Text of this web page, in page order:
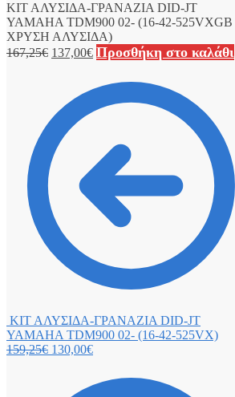
ΚΙΤ ΑΛΥΣΙΔΑ-ΓΡΑΝΑΖΙΑ DID-JT
YAMAHA TDM900 02- (16-42-525VXGB
ΧΡΥΣΗ ΑΛΥΣΙΔΑ)
167,25€ 137,00€ Προσθήκη στο καλάθι
ΚΙΤ ΑΛΥΣΙΔΑ-ΓΡΑΝΑΖΙΑ DID-JT
YAMAHA TDM900 02- (16-42-525VX)
159,25€ 130,00€